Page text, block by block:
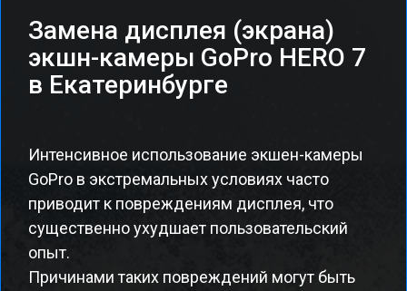
Замена дисплея (экрана)
экшн-камеры GoPro HERO 7
в Екатеринбурге
Интенсивное использование экшен-камеры
GoPro в экстремальных условиях часто
приводит к повреждениям дисплея, что
существенно ухудшает пользовательский
опыт.
Причинами таких повреждений могут быть